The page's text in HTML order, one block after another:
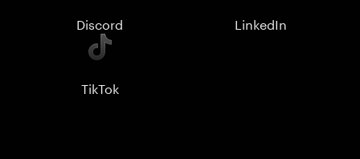
Discord LinkedIn
TikTok